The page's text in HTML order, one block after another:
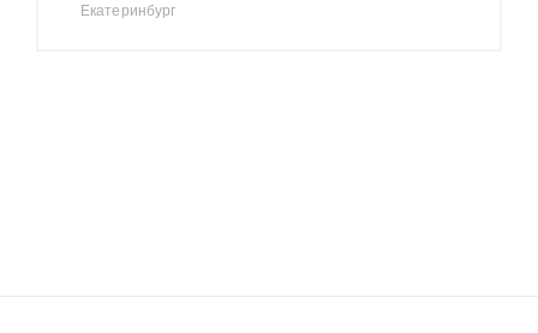
Екатеринбург